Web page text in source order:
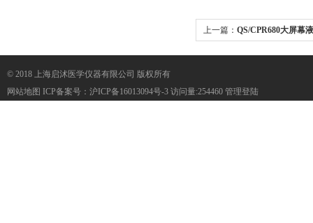
上一篇： QS/CPR680大屏幕
© 2018 上海启沭医学仪器有限公司 版权所有
网站地图 ICP备案号： 沪ICP备16013094号-3 访问量:254460 管理登陆